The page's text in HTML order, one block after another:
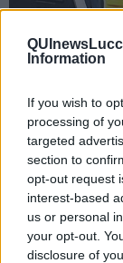
Information
If you wish to
processing of
targeted
section to
opt-out request
interest-based
us or personal
your opt-out.
disclosure of
Ecco l'elenco
Comune per
rifornimento.